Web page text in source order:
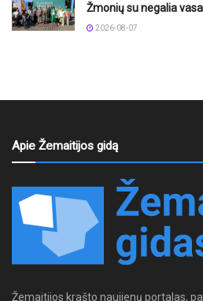
Žmonių su negalia
2026-08-07
Apie Žemaitijos gidą
Žemaitijos krašto naujienų portalas,